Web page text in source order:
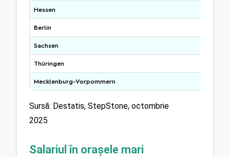
Hessen
Berlin
Sachsen
Thüringen
Mecklenburg-Vorpommern
Sursă: Destatis, StepStone, octombrie
2025
Salariul în orașele mari